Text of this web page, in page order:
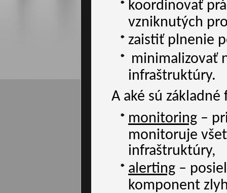
koordinovať
vzniknutých
zaistiť plnenie
minimalizovať
infraštruktúry.
A aké sú
monitoring –
monitoruje
infraštruktúry,
alerting –
komponent